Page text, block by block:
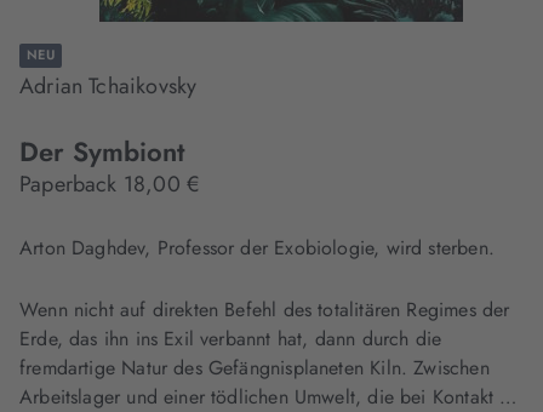
NEU
Adrian Tchaikovsky
Der Symbiont
Paperback 18,00 €
Arton Daghdev, Professor der Exobiologie, wird sterben.
Wenn nicht auf direkten Befehl des totalitären Regimes der
Erde, das ihn ins Exil verbannt hat, dann durch die
fremdartige Natur des Gefängnisplaneten Kiln. Zwischen
Arbeitslager und einer tödlichen Umwelt, die bei Kontakt …